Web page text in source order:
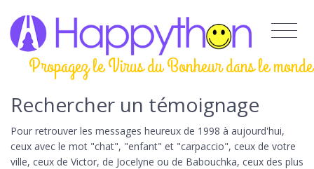
Propagez le Virus du Bonheur dans le monde
Rechercher un témoignage
Pour retrouver les messages heureux de 1998 à aujourd'hui,
ceux avec le mot "chat", "enfant" et "carpaccio", ceux de votre
ville, ceux de Victor, de Jocelyne ou de Babouchka, ceux des plus